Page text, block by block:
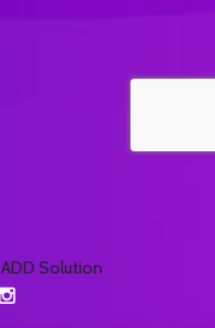
ADD Solution